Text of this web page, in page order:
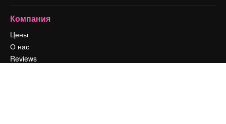
Компания
Цены
О нас
Reviews